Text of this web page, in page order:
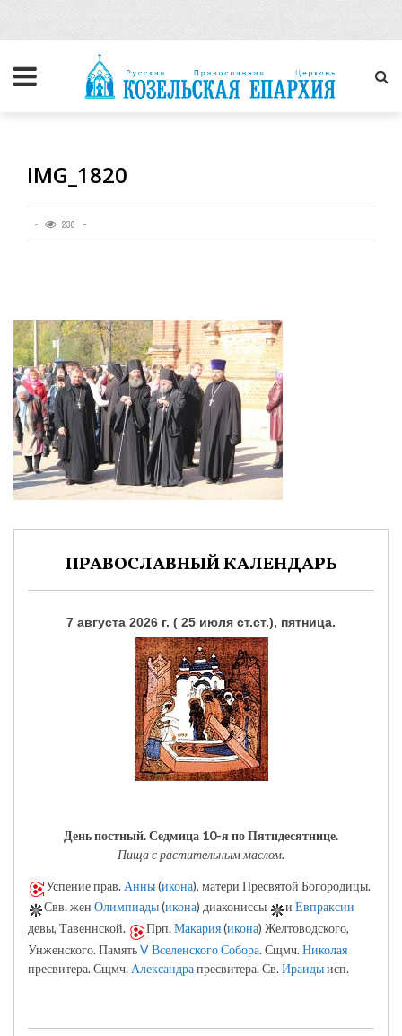
IMG_1820
230
ПРАВОСЛАВНЫЙ КАЛЕНДАРЬ
7 августа 2026 г. ( 25 июля ст.ст.), пятница.
День постный.Седмица 10-я по Пятидесятнице.
Пища с растительным маслом.
Успение прав. Анны(икона), матери Пресвятой Богородицы.
Свв. жен Олимпиады(икона) диакониссы и Евпраксии
девы, Тавеннской.
Прп.Макария(икона) Желтоводского,
Унженского. ПамятьV Вселенского Собора. Сщмч.Николая
пресвитера. Сщмч. Александрапресвитера. Св.Ираидыисп.